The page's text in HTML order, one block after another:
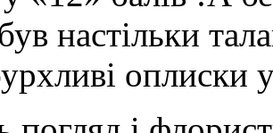
настільки
оплиски